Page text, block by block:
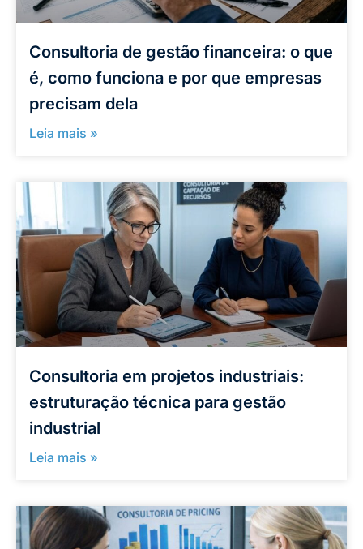
Consultoria de gestão financeira: o que
é, como funciona e por que empresas
precisam dela
Leia mais »
Consultoria em projetos industriais:
estruturação técnica para gestão
industrial
Leia mais »